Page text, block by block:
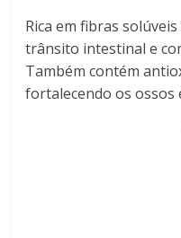
Rica em fibras
trânsito intestinal e
Também contém
fortalecendo os ossos